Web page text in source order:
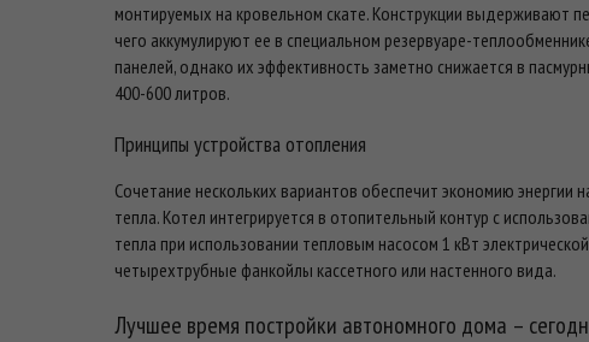
монтируемых на кровельном скате. Конструкции выдерживают
чего аккумулируют ее в специальном резервуаре-
панелей, однако их эффективность заметно снижается в
400-600 литров.
Принципы устройства отопления
Сочетание нескольких вариантов обеспечит экономию
тепла. Котел интегрируется в отопительный контур с
тепла при использовании тепловым насосом 1 кВт
четырехтрубные фанкойлы кассетного или настенного вида.
Лучшее время постройки автономного дома –